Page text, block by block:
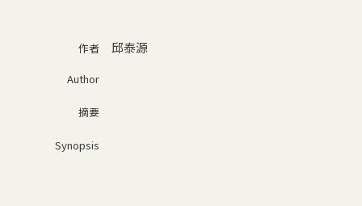
作者 邱泰源
Author
摘要
Synopsis